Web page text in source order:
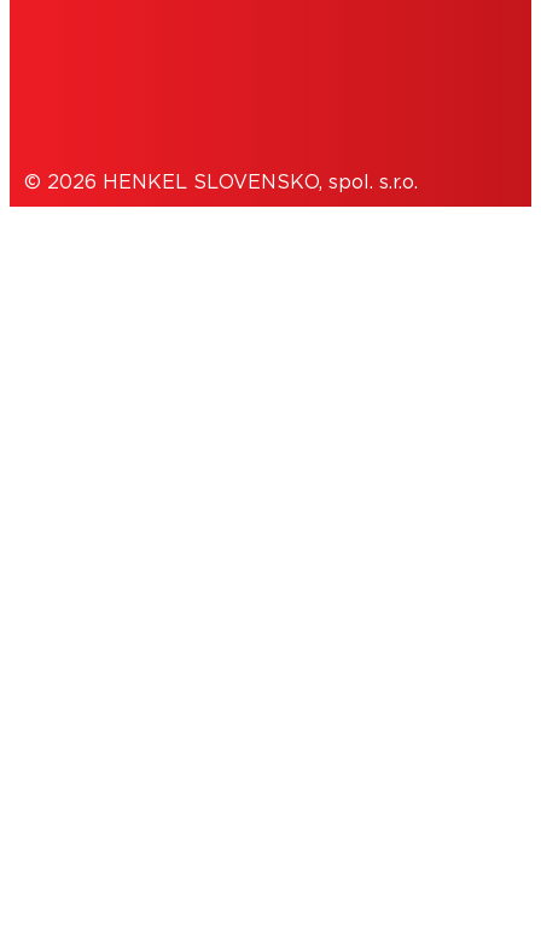
© 2026 HENKEL SLOVENSKO, spol. s.r.o.